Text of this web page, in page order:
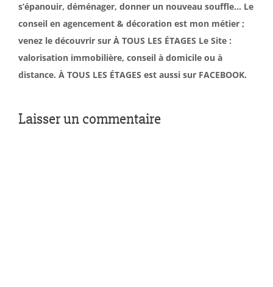
s’épanouir, déménager, donner un nouveau souffle… Le
conseil en agencement & décoration est mon métier ;
venez le découvrir sur À TOUS LES ÉTAGES Le Site :
valorisation immobilière, conseil à domicile ou à
distance. À TOUS LES ÉTAGES est aussi sur FACEBOOK.
Laisser un commentaire